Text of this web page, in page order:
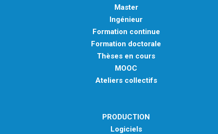
Master
Ingénieur
Formation continue
Formation doctorale
Thèses en cours
MOOC
Ateliers collectifs
PRODUCTION
Logiciels